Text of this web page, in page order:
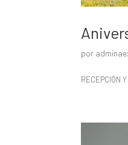
por
RECEPCIÓN